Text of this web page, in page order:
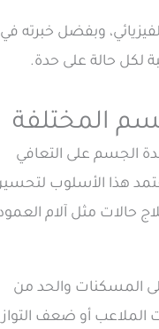
وبفضل خبرته في
لكل حالة على حدة.
المختلفة
الجسم على التعافي
هذا الأسلوب
حالات مثل آلام
المسكنات والحد من
الملاعب أو ضعف